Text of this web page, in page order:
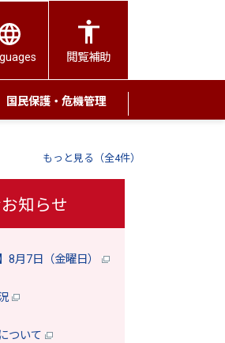
閲覧補助
国民保護・危機管理
もっと見る（全4件）
知らせ
8月7日（金曜日）
ついて